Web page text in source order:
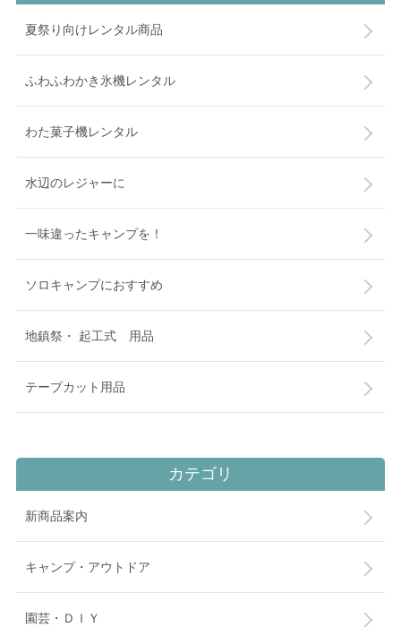
夏祭り向けレンタル商品
ふわふわかき氷機レンタル
わた菓子機レンタル
水辺のレジャーに
一味違ったキャンプを！
ソロキャンプにおすすめ
地鎮祭・ 起工式 用品
テープカット用品
カテゴリ
新商品案内
キャンプ・アウトドア
園芸・ＤＩＹ